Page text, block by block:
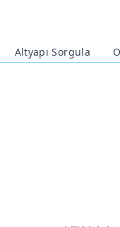
Altyapı Sorgula